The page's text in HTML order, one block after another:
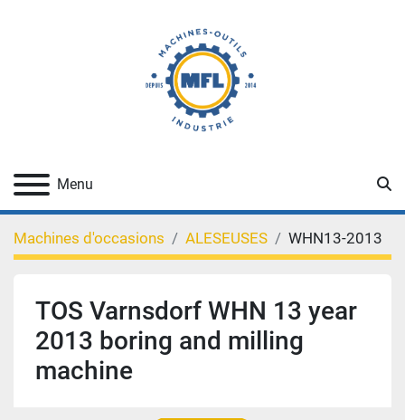
Menu
Machines d'occasions ALESEUSES WHN13-2013
TOS Varnsdorf WHN 13 year
2013 boring and milling
machine